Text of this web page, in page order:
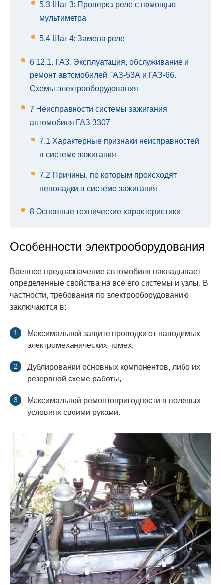
5.3 Шаг 3: Проверка реле с помощью
мультиметра
5.4 Шаг 4: Замена реле
6 12.1. ГАЗ. Эксплуатация, обслуживание и
ремонт автомобилей ГАЗ-53А и ГАЗ-66.
Схемы электрооборудования
7 Неисправности системы зажигания
автомобиля ГАЗ 3307
7.1 Характерные признаки неисправностей
в системе зажигания
7.2 Причины, по которым происходят
неполадки в системе зажигания
8 Основные технические характеристики
Особенности электрооборудования
Военное предназначение автомобиля накладывает
определенные свойства на все его системы и узлы. В
частности, требования по электрооборудованию
заключаются в:
Максимальной защите проводки от наводимых
электромеханических помех,
Дублировании основных компонентов, либо их
резервной схеме работы,
Максимальной ремонтопригодности в полевых
условиях своими руками.